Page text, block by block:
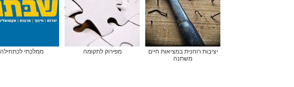
יציבות רוחנית במציאות חיים
משתנה
מפירוק לתקומה ממלכתי לכתחילה